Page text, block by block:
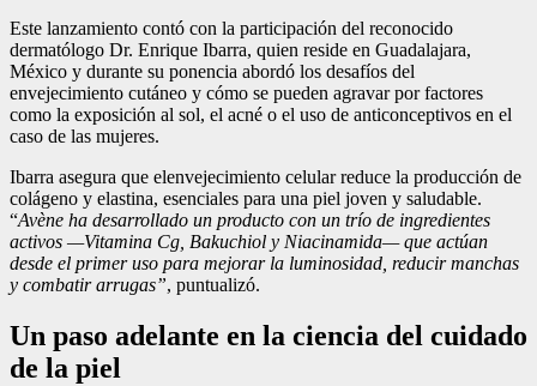
Este lanzamiento contó con la participación del reconocido
dermatólogo Dr. Enrique Ibarra, quien reside en Guadalajara,
México y durante su ponencia abordó los desafíos del
envejecimiento cutáneo y cómo se pueden agravar por factores
como la exposición al sol, el acné o el uso de anticonceptivos en el
caso de las mujeres.
Ibarra asegura que elenvejecimiento celular reduce la producción de
colágeno y elastina, esenciales para una piel joven y saludable.
“Avène ha desarrollado un producto con un trío de ingredientes
activos —Vitamina Cg, Bakuchiol y Niacinamida— que actúan
desde el primer uso para mejorar la luminosidad, reducir manchas
y combatir arrugas”, puntualizó.
Un paso adelante en la ciencia del cuidado
de la piel